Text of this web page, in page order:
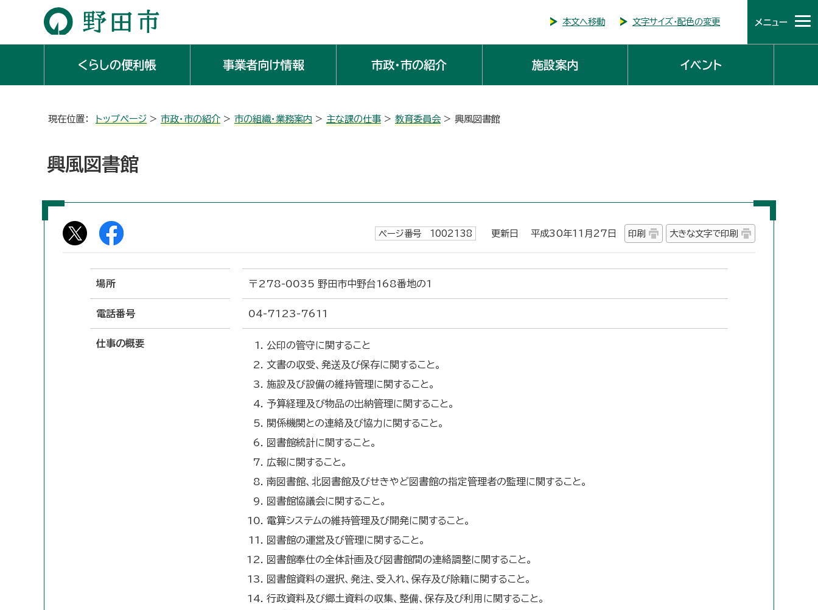
本文へ移動 文字サイズ・配色の変更 メニュー
くらしの便利帳 事業者向け情報 市政・市の紹介 施設案内 イベント
現在位置： トップページ > 市政・市の紹介 > 市の組織・業務案内 > 主な課の仕事 > 教育委員会 > 興風図書館
興風図書館
ページ番号 1002138 更新日 平成30年11月27日 印刷 大きな文字で印刷
場所 〒278-0035 野田市中野台168番地の1
電話番号 04-7123-7611
仕事の概要
公印の管守に関すること
文書の収受、発送及び保存に関すること。
施設及び設備の維持管理に関すること。
予算経理及び物品の出納管理に関すること。
関係機関との連絡及び協力に関すること。
図書館統計に関すること。
広報に関すること。
南図書館、北図書館及びせきやど図書館の指定管理者の監理に関すること。
図書館協議会に関すること。
電算システムの維持管理及び開発に関すること。
図書館の運営及び管理に関すること。
図書館奉仕の全体計画及び図書館間の連絡調整に関すること。
図書館資料の選択、発注、受入れ、保存及び除籍に関すること。
行政資料及び郷土資料の収集、整備、保存及び利用に関すること。